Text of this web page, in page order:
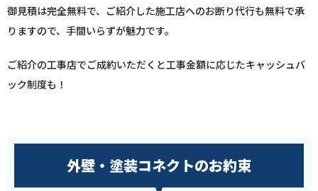
御見積は完全無料で、ご紹介した施工店へのお断り代行も無料で承
りますので、手間いらずが魅力です。
ご紹介の工事店でご成約いただくと工事金額に応じたキャッシュバ
ック制度も！
外壁・塗装コネクトのお約束